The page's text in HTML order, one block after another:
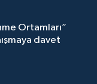
Ortamları”
davet